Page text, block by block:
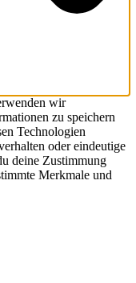
wir
zu speichern
Technologien
oder eindeutige
deine Zustimmung
Merkmale und